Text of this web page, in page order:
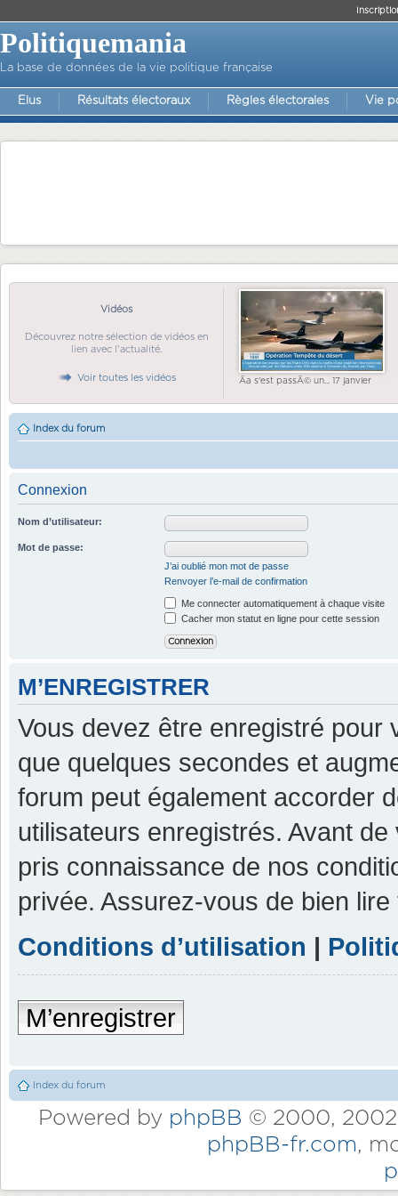
Politiquemania
La base de données de la vie politique française
Elus Résultats électoraux Règles électorales Vie
Vidéos
Découvrez notre sélection de vidéos en
lien avec l'actualité.
Voir toutes les vidéos Ãa s'est passÃ© un... 17 janvier
Index du forum
Connexion
Nom d’utilisateur:
Mot de passe:
J’ai oublié mon mot de passe
Renvoyer l’e-mail de confirmation
Me connecter automatiquement à chaque visite
Cacher mon statut en ligne pour cette session
M’ENREGISTRER
Vous devez être enregistré pour
que quelques secondes et
forum peut également accorder
utilisateurs enregistrés. Avant
pris connaissance de nos
privée. Assurez-vous de bien
Conditions d’utilisation |
M’enregistrer
Index du forum
Powered by phpBB © 2000,
phpBB-fr.com,